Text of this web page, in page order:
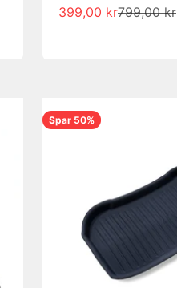
Salgspris
399,00 krNormalpris
799,00 kr
Spar 50%